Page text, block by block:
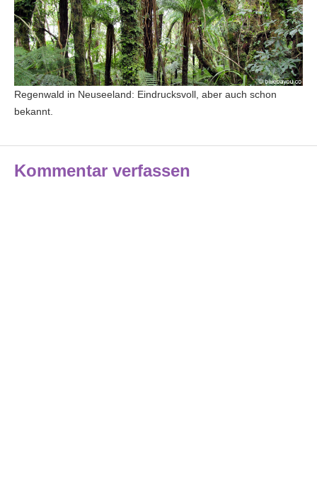
Regenwald in Neuseeland: Eindrucksvoll, aber auch schon
bekannt.
Kommentar verfassen